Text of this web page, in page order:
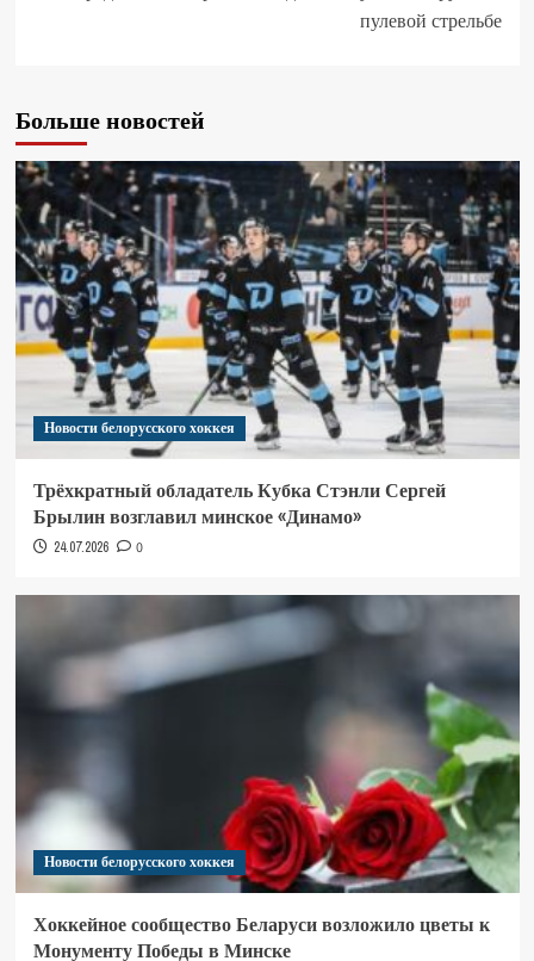
пулевой стрельбе
Больше новостей
Новости белорусского хоккея
Трёхкратный обладатель Кубка Стэнли Сергей
Брылин возглавил минское «Динамо»
24.07.2026 0
Новости белорусского хоккея
Хоккейное сообщество Беларуси возложило цветы к
Монументу Победы в Минске